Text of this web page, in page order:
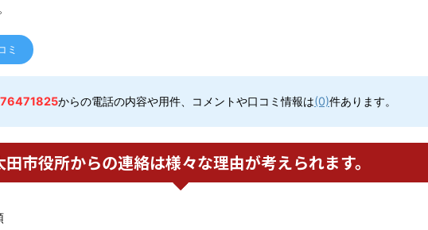
ミ
からの電話の内容や用件、コメントや口コミ情報は(0)件あります。
田市役所からの連絡は様々な理由が考えられます。